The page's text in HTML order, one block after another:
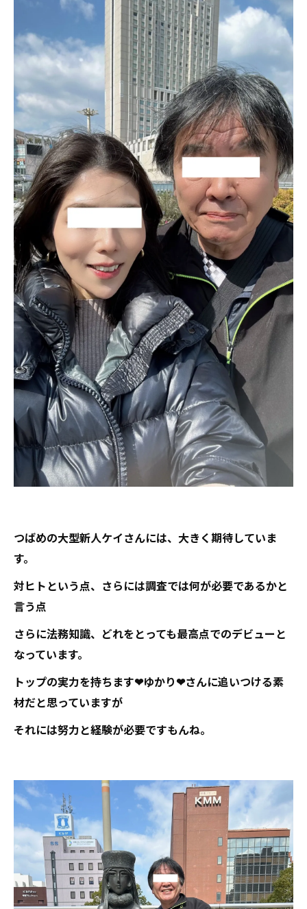
つばめの大型新人ケイさんには、大きく期待していま
す。
対ヒトという点、さらには調査では何が必要であるかと
言う点
さらに法務知識、どれをとっても最高点でのデビューと
なっています。
トップの実力を持ちます❤ゆかり❤さんに追いつける素
材だと思っていますが
それには努力と経験が必要ですもんね。